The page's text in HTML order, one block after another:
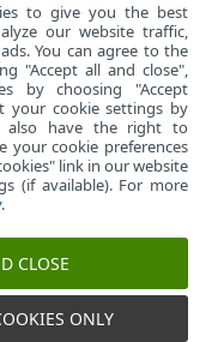
to give you the best
our website traffic,
You can agree to the
"Accept all and close",
by choosing "Accept
your cookie settings by
also have the right to
your cookie preferences
link in our website
(if available). For more
.
CLOSE
ONLY